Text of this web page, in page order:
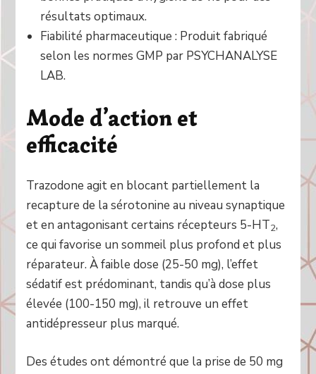
résultats optimaux.
Fiabilité pharmaceutique : Produit fabriqué
selon les normes GMP par PSYCHANALYSE
LAB.
Mode d’action et
efficacité
Trazodone agit en blocant partiellement la
recapture de la sérotonine au niveau synaptique
et en antagonisant certains récepteurs 5-HT2,
ce qui favorise un sommeil plus profond et plus
réparateur. À faible dose (25-50 mg), l’effet
sédatif est prédominant, tandis qu’à dose plus
élevée (100-150 mg), il retrouve un effet
antidépresseur plus marqué.
Des études ont démontré que la prise de 50 mg